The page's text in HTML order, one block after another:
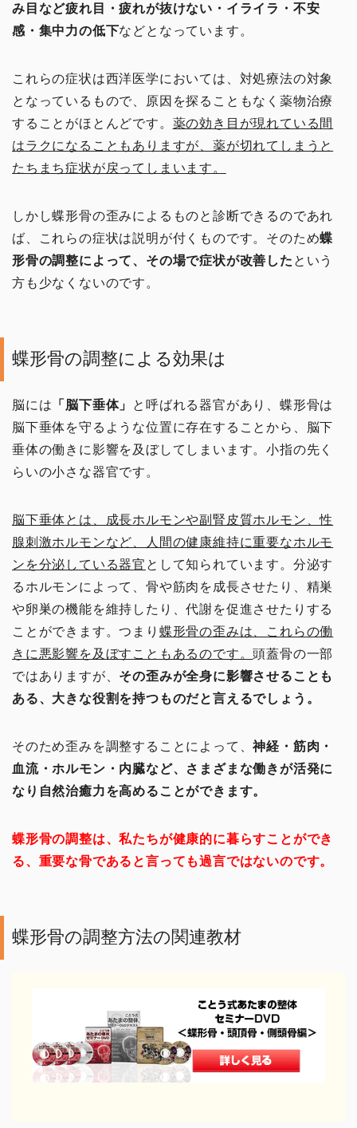
み目など疲れ目・疲れが抜けない・イライラ・不安
感・集中力の低下などとなっています。
これらの症状は西洋医学においては、対処療法の対象
となっているもので、原因を探ることもなく薬物治療
することがほとんどです。 薬の効き目が現れている間
はラクになることもありますが、薬が切れてしまうと
たちまち症状が戻ってしまいます。
しかし蝶形骨の歪みによるものと診断できるのであれ
ば、これらの症状は説明が付くものです。そのため蝶
形骨の調整によって、その場で症状が改善した という
方も少なくないのです。
蝶形骨の調整による効果は
脳には 「脳下垂体」
と呼ばれる器官があり、蝶形骨は
脳下垂体を守るような位置に存在することから、脳下
垂体の働きに影響を及ぼしてしまいます。小指の先く
らいの小さな器官です。
脳下垂体とは、成長ホルモンや副腎皮質ホルモン、性
腺刺激ホルモンなど、人間の健康維持に重要なホルモ
ンを分泌している器官 として知られています。 分泌す
るホルモンによって、骨や筋肉を成長させたり、精巣
や卵巣の機能を維持したり、代謝を促進させたりする
ことができます。つまり 蝶形骨の歪みは、これらの働
きに悪影響を及ぼすこともあるのです。頭蓋骨の一部
ではありますが、 その歪みが全身に影響させることも
ある、大きな役割を持つものだと言えるでしょう。
そのため歪みを調整することによって、神経・筋肉・
血流・ホルモン・内臓など、さまざまな働きが活発に
なり自然治癒力を高めることができます。
蝶形骨の調整は、私たちが健康的に暮らすことができ
る、重要な骨であると言っても過言ではないのです。
蝶形骨の調整方法の関連教材
イチオシ！
頭・首の手技
その他の手技
コミュニケーション
治療家の生き方
治療院物販
治療院で物販する
セラボイス
和の健康法
DVDショップ